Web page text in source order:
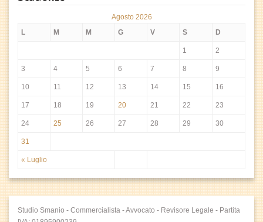
Agosto 2026
L
M M G V S D
« Luglio
1 2
3 4 5 6 7 8 9
10 11 12 13 14 15 16
17 18 19 20 21 22 23
24 25 26 27 28 29 30
31
Studio Smanio - Commercialista - Avvocato - Revisore Legale - Partita